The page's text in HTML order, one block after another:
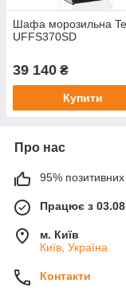
Шафа морозильна
UFFS370SD
39 140 ₴
Купити
Про нас
95% позитивних
Працює з
м. Київ
Київ, Україна
Контакти